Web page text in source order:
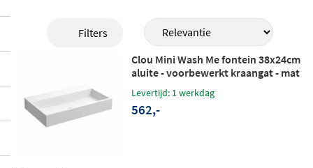
aten, materialen en uitvoeringen, zodat er
altijd een model is dat past bij jouw badka
mer of toiletruimte. Van compacte fontein
oduct kenmerkt zich door
strakke, vlakke
lijnenen een tijdloos wit uiterlijk. Je kunt
Filters
Clou Mini Wash Me fontein 38x24cm
aluite - voorbewerkt kraangat - mat
Levertijd: 1 werkdag
562,-